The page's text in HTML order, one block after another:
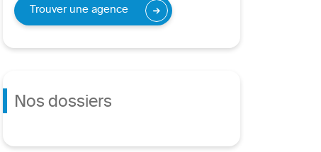
Trouver une agence
Nos dossiers